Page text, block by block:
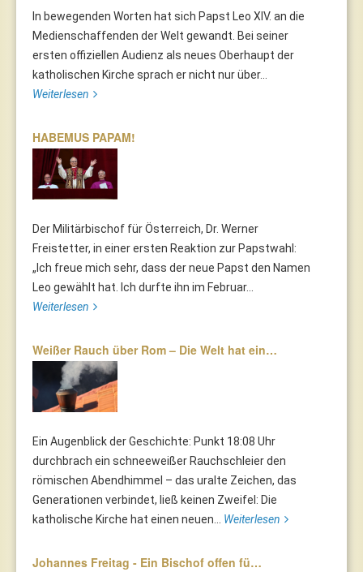
In bewegenden Worten hat sich Papst Leo XIV. an die
Medienschaffenden der Welt gewandt. Bei seiner
ersten offiziellen Audienz als neues Oberhaupt der
katholischen Kirche sprach er nicht nur über...
Weiterlesen
HABEMUS PAPAM!
Der Militärbischof für Österreich, Dr. Werner
Freistetter, in einer ersten Reaktion zur Papstwahl:
„Ich freue mich sehr, dass der neue Papst den Namen
Leo gewählt hat. Ich durfte ihn im Februar...
Weiterlesen
Weißer Rauch über Rom – Die Welt hat ein…
Ein Augenblick der Geschichte: Punkt 18:08 Uhr
durchbrach ein schneeweißer Rauchschleier den
römischen Abendhimmel – das uralte Zeichen, das
Generationen verbindet, ließ keinen Zweifel: Die
katholische Kirche hat einen neuen... Weiterlesen
Johannes Freitag - Ein Bischof offen fü…